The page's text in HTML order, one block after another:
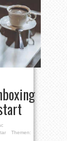
Themen: